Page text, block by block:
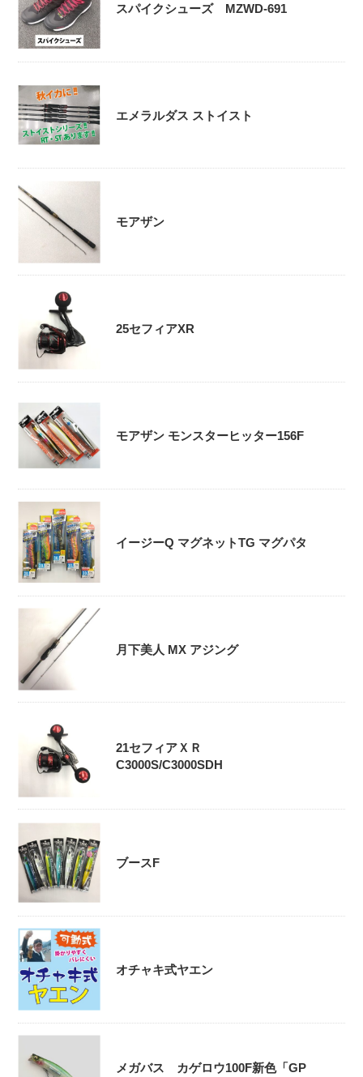
スパイクシューズ MZWD-691
エメラルダス ストイスト
モアザン
25セフィアXR
モアザン モンスターヒッター156F
イージーQ マグネットTG マグパタ
月下美人 MX アジング
21セフィアＸＲ
C3000S/C3000SDH
ブースF
オチャキ式ヤエン
メガバス カゲロウ100F新色「GP